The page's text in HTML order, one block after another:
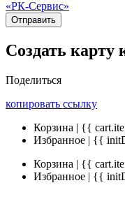
«РК-Сервис»
Отправить
Создать карту
Поделиться
копировать ссылку
Корзина | {{
Избранное | {{
Корзина | {{
Избранное | {{